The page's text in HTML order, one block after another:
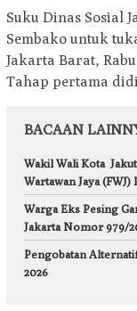
Suku Dinas Sosial
Sembako untuk
Jakarta Barat,
Tahap pertama
BACAAN
Wakil Wali Kota
Wartawan Jaya
Warga Eks Pesing
Jakarta Nomor 979/
Pengobatan
2026